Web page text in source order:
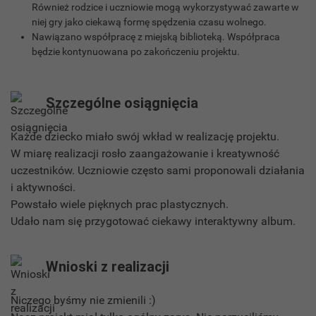
Również rodzice i uczniowie mogą wykorzystywać zawarte w
niej gry jako ciekawą formę spędzenia czasu wolnego.
Nawiązano współpracę z miejską biblioteką. Współpraca
będzie kontynuowana po zakończeniu projektu.
Szczególne osiągnięcia
Każde dziecko miało swój wkład w realizację projektu.
W miarę realizacji rosło zaangażowanie i kreatywność
uczestników. Uczniowie często sami proponowali działania
i aktywności.
Powstało wiele pięknych prac plastycznych.
Udało nam się przygotować ciekawy interaktywny album.
Wnioski z realizacji
Niczego byśmy nie zmienili :)